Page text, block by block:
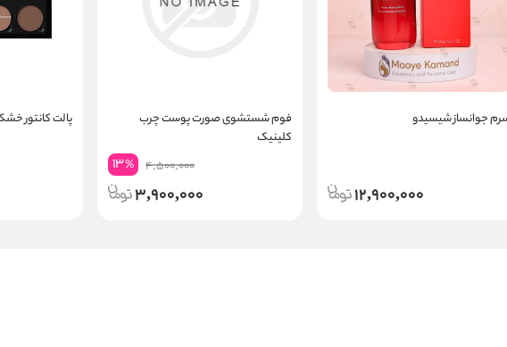
جوانساز شیسیدو
12,900,000
فوم شستشوی صورت پوست چرب
کلینیک
4,500,000
13%
3,900,000
پالت کانتور